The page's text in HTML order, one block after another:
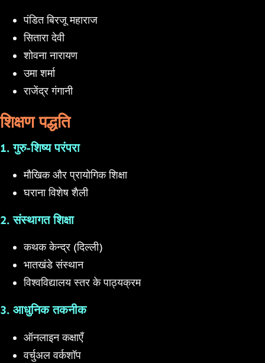
पंडित बिरजू महाराज
सितारा देवी
शोवना नारायण
उमा शर्मा
राजेंद्र गंगानी
शिक्षण पद्धति
1. गुरु-शिष्य परंपरा
मौखिक और प्रायोगिक शिक्षा
घराना विशेष शैली
2. संस्थागत शिक्षा
कथक केन्द्र (दिल्ली)
भातखंडे संस्थान
विश्वविद्यालय स्तर के पाठ्यक्रम
3. आधुनिक तकनीक
ऑनलाइन कक्षाएँ
वर्चुअल वर्कशॉप